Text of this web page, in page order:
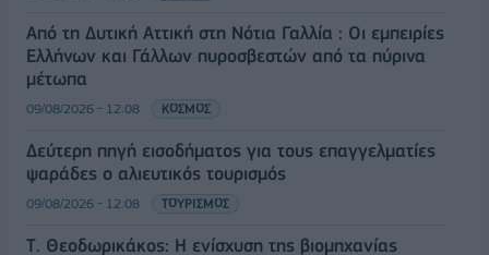
Από τη Δυτική Αττική στη Νότια Γαλλία : Οι εμπειρίες
Ελλήνων και Γάλλων πυροσβεστών από τα πύρινα
μέτωπα
09/08/2026 - 12:08 ΚΟΣΜΟΣ
Δεύτερη πηγή εισοδήματος για τους επαγγελματίες
ψαράδες ο αλιευτικός τουρισμός
09/08/2026 - 12:08 ΤΟΥΡΙΣΜΟΣ
Τ. Θεοδωρικάκος: Η ενίσχυση της βιομηχανίας